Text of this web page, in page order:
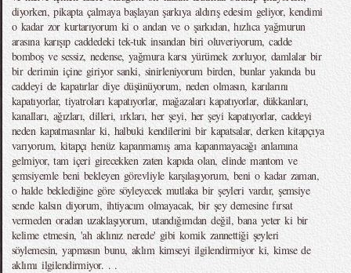
diyorken, pikapta çalmaya başlayan şarkıya aldırış edesim geliyor, kendimi
o kadar zor kurtarıyorum ki o andan ve o şarkıdan, hızlıca yağmurun
arasına karışıp caddedeki tek-tuk insandan biri oluveriyorum, cadde
bomboş ve sessiz, nedense, yağmura karsı yürümek zorluyor, damlalar bir
bir derimin içine giriyor sanki, sinirleniyorum birden, bunlar yakında bu
caddeyi de kapatırlar diye düşünüyorum, neden olmasın, karılarını
kapatıyorlar, tiyatroları kapatıyorlar, mağazaları kapatıyorlar, dükkanları,
kanalları, ağızları, dilleri, ırkları, her şeyi, her şeyi kapatıyorlar, caddeyi
neden kapatmasınlar ki, halbuki kendilerini bir kapatsalar, derken kitapçıya
varıyorum, kitapçı henüz kapanmamış ama kapanmayacağı anlamına
gelmiyor, tam içeri girecekken zaten kapıda olan, elinde mantom ve
şemsiyemle beni bekleyen görevliyle karşılaşıyorum, beni o kadar zaman,
o halde beklediğine göre söyleyecek mutlaka bir şeyleri vardır, şemsiye
sende kalsın diyorum, ihtiyacım olmayacak, bir şey demesine fırsat
vermeden oradan uzaklaşıyorum, utandığımdan değil, bana yeter ki bir
kelime etmesin, 'ah aklınız nerede' gibi komik zannettiği şeyleri
söylemesin, yapmasın bunu, aklım kimseyi ilgilendirmiyor ki, kimse de
aklımı ilgilendirmiyor. . .